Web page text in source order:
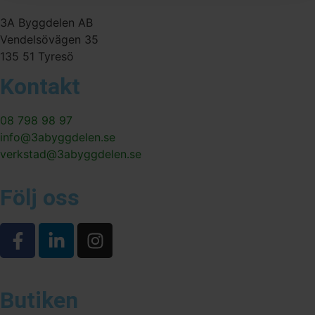
3A Byggdelen AB
Vendelsövägen 35
135 51 Tyresö
Kontakt
08 798 98 97
info@3abyggdelen.se
verkstad@3abyggdelen.se
Följ oss
Butiken